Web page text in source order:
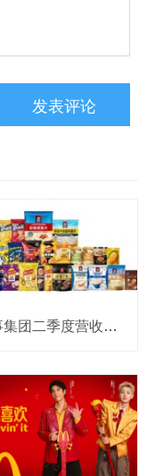
百事集团二季度营收和利润双增，亚太及中国业务表现亮眼